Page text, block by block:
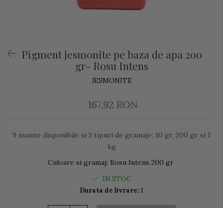
Pigment jesmonite pe baza de apa 200
gr- Rosu Intens
JESMONITE
167,92 RON
9 nuante disponibile si 3 tipuri de gramaje: 10 gr, 200 gr si 1
kg
Culoare si gramaj: Rosu Intens 200 gr
IN STOC
Durata de livrare: 1